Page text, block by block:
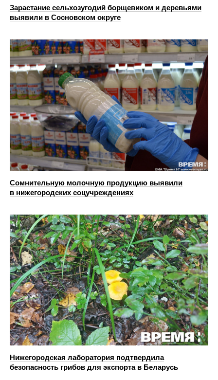
Зарастание сельхозугодий борщевиком и деревьями
выявили в Сосновском округе
Сомнительную молочную продукцию выявили
в нижегородских соцучреждениях
Нижегородская лаборатория подтвердила
безопасность грибов для экспорта в Беларусь